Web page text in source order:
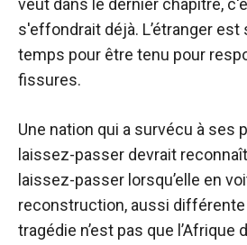
veut dans le dernier chapitre,
s'effondrait déjà. L’étranger
temps pour être tenu pour
fissures.
Une nation qui a survécu à ses
laissez-passer devrait
laissez-passer lorsqu’elle en
reconstruction, aussi différente
tragédie n’est pas que l’Afrique